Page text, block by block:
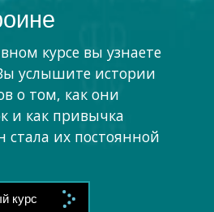
курсе вы узнаете
услышите истории
о том, как они
и как привычка
стала их постоянной
курс